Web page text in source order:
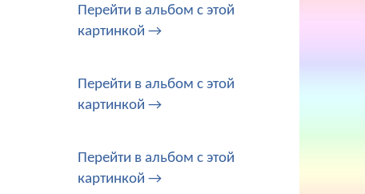
Перейти в альбом с этой
картинкой →
Перейти в альбом с этой
картинкой →
Перейти в альбом с этой
картинкой →